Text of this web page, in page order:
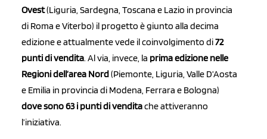
Ovest(Liguria, Sardegna, Toscana e Lazio in provincia
di Roma e Viterbo) il progetto è giunto alla decima
edizione e attualmente vede il coinvolgimento di72
punti di vendita. Al via, invece, la prima edizione nelle
Regioni dell’area Nord(Piemonte, Liguria, Valle D’Aosta
e Emilia in provincia di Modena, Ferrara e Bologna)
dove sono 63 i punti di venditache attiveranno
l’iniziativa.